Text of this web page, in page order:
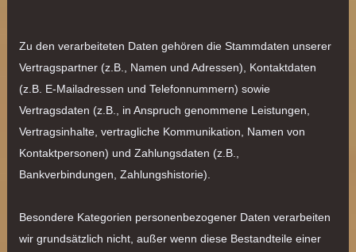
Zu den verarbeiteten Daten gehören die Stammdaten unserer
Vertragspartner (z.B., Namen und Adressen), Kontaktdaten
(z.B. E-Mailadressen und Telefonnummern) sowie
Vertragsdaten (z.B., in Anspruch genommene Leistungen,
Vertragsinhalte, vertragliche Kommunikation, Namen von
Kontaktpersonen) und Zahlungsdaten (z.B.,
Bankverbindungen, Zahlungshistorie).
Besondere Kategorien personenbezogener Daten verarbeiten
wir grundsätzlich nicht, außer wenn diese Bestandteile einer